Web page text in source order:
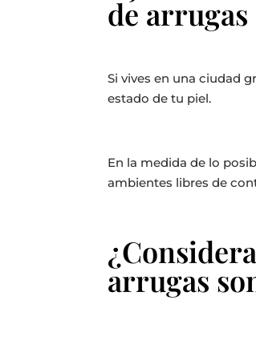
de arrugas
Si vives en una ciudad
estado de tu piel.
En la medida de lo
ambientes libres de
arrugas